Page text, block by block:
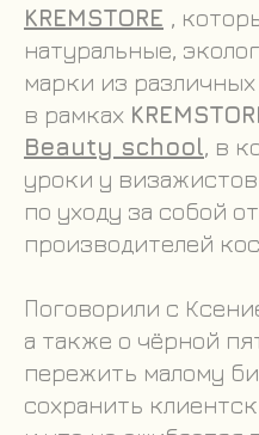
KREMSTORE ,
натуральные,
марки из
в рамках
Beauty school, в
уроки у
по уходу за собой
производителей
Поговорили с
а также о чёрной
пережить малому
сохранить